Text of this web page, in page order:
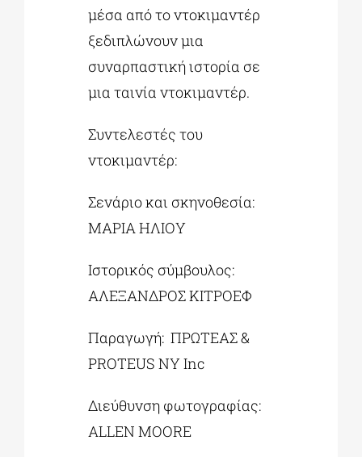
μέσα από το ντοκιμαντέρ
ξεδιπλώνουν μια
συναρπαστική ιστορία σε
μια ταινία ντοκιμαντέρ.
Συντελεστές του
ντοκιμαντέρ:
Σενάριο και σκηνοθεσία:
ΜΑΡΙΑ ΗΛΙΟΥ
Ιστορικός σύμβουλος:
ΑΛΕΞΑΝΔΡΟΣ ΚΙΤΡΟΕΦ
Παραγωγή: ΠΡΩΤΕΑΣ &
PROTEUS NY Inc
Διεύθυνση φωτογραφίας:
ALLEN MOORE